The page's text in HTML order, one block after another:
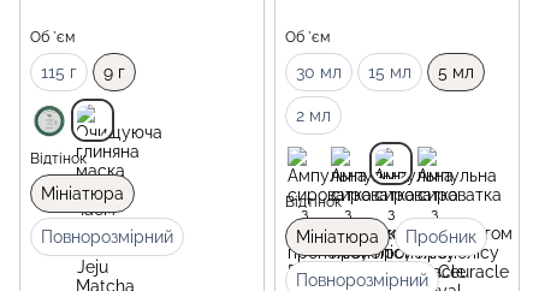
Об `єм
115 г 9 г
Відтінок
Мініатюра
Повнорозмірний
Об `єм
30 мл 15 мл 5 мл
2 мл
Відтінок
Мініатюра Пробник
Повнорозмірний